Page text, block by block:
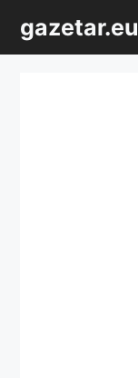
conținut
gazetar.eu